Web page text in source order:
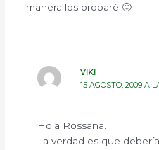
manera los probaré 🙂
VIKI
15 AGOSTO, 2009 A
Hola Rossana.
La verdad es que